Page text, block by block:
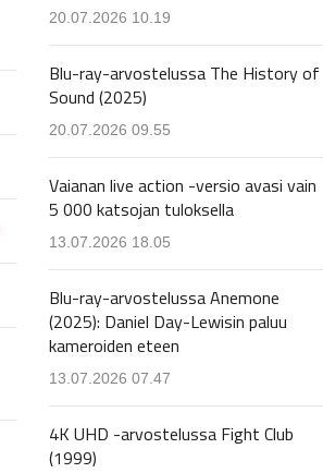
20.07.2026 10.19
Blu-ray-arvostelussa The History of
Sound (2025)
20.07.2026 09.55
Vaianan live action -versio avasi vain
5 000 katsojan tuloksella
13.07.2026 18.05
Blu-ray-arvostelussa Anemone
(2025): Daniel Day-Lewisin paluu
kameroiden eteen
13.07.2026 07.47
4K UHD -arvostelussa Fight Club
(1999)